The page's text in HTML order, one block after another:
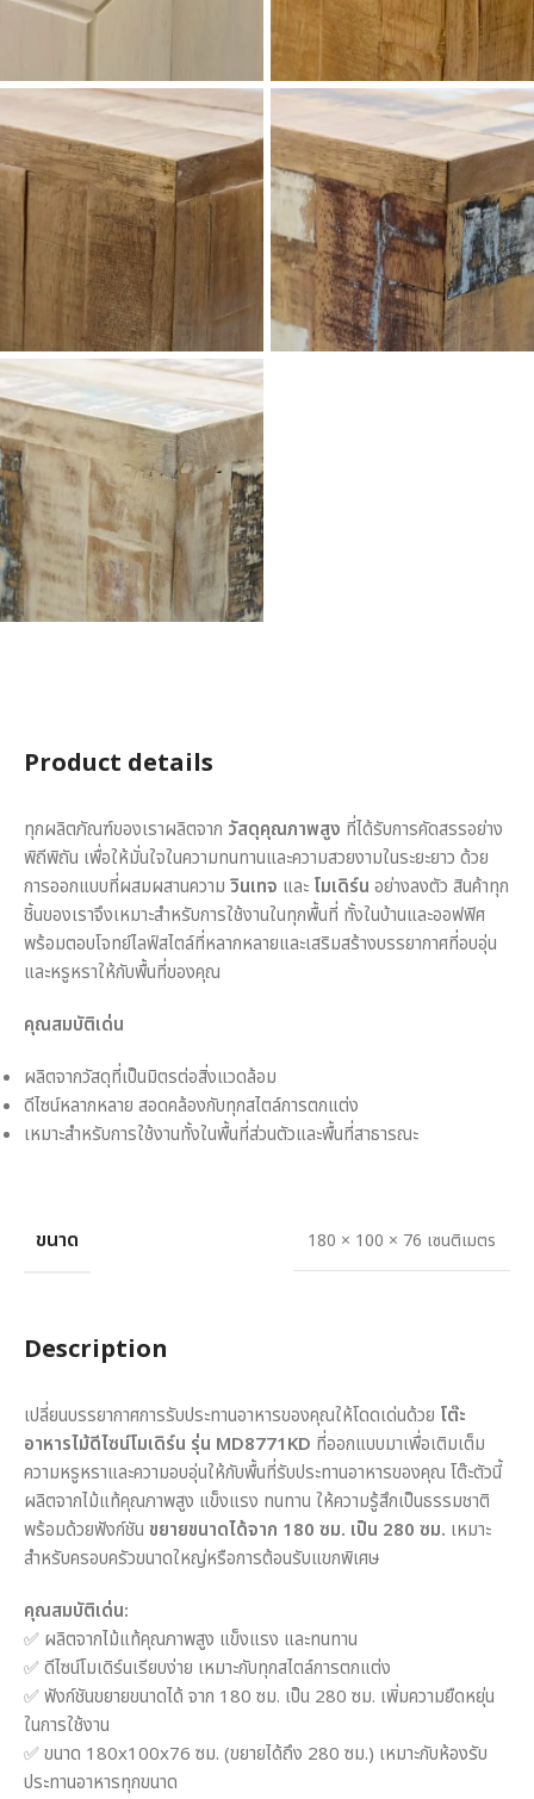
Product details
ทุกผลิตภัณฑ์ของเราผลิตจาก วัสดุคุณภาพสูง ที่ได้รับการคัดสรรอย่าง
พิถีพิถัน เพื่อให้มั่นใจในความทนทานและความสวยงามในระยะยาว ด้วย
การออกแบบที่ผสมผสานความ วินเทจ และ โมเดิร์น อย่างลงตัว สินค้าทุก
ชิ้นของเราจึงเหมาะสำหรับการใช้งานในทุกพื้นที่ ทั้งในบ้านและออฟฟิศ
พร้อมตอบโจทย์ไลฟ์สไตล์ที่หลากหลายและเสริมสร้างบรรยากาศที่อบอุ่น
และหรูหราให้กับพื้นที่ของคุณ
คุณสมบัติเด่น
ผลิตจากวัสดุที่เป็นมิตรต่อสิ่งแวดล้อม
ดีไซน์หลากหลาย สอดคล้องกับทุกสไตล์การตกแต่ง
เหมาะสำหรับการใช้งานทั้งในพื้นที่ส่วนตัวและพื้นที่สาธารณะ
ขนาด 180 × 100 × 76 เซนติเมตร
Description
เปลี่ยนบรรยากาศการรับประทานอาหารของคุณให้โดดเด่นด้วย โต๊ะ
อาหารไม้ดีไซน์โมเดิร์น รุ่น MD8771KD ที่ออกแบบมาเพื่อเติมเต็ม
ความหรูหราและความอบอุ่นให้กับพื้นที่รับประทานอาหารของคุณ โต๊ะตัวนี้
ผลิตจากไม้แท้คุณภาพสูง แข็งแรง ทนทาน ให้ความรู้สึกเป็นธรรมชาติ
พร้อมด้วยฟังก์ชัน ขยายขนาดได้จาก 180 ซม. เป็น 280 ซม. เหมาะ
สำหรับครอบครัวขนาดใหญ่หรือการต้อนรับแขกพิเศษ
คุณสมบัติเด่น:
✅ ผลิตจากไม้แท้คุณภาพสูง แข็งแรง และทนทาน
✅ ดีไซน์โมเดิร์นเรียบง่าย เหมาะกับทุกสไตล์การตกแต่ง
✅ ฟังก์ชันขยายขนาดได้ จาก 180 ซม. เป็น 280 ซม. เพิ่มความยืดหยุ่น
ในการใช้งาน
✅ ขนาด 180x100x76 ซม. (ขยายได้ถึง 280 ซม.) เหมาะกับห้องรับ
ประทานอาหารทุกขนาด